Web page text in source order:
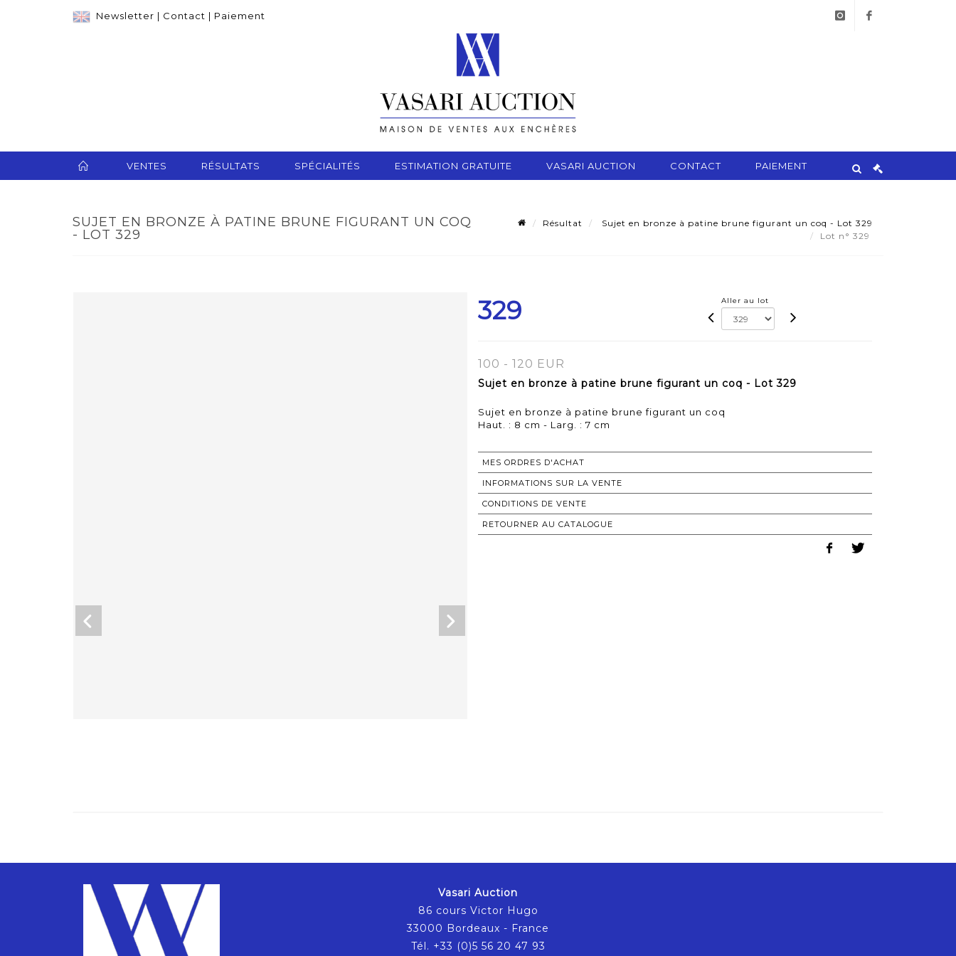
Newsletter | Contact | Paiement
VENTES RÉSULTATS SPÉCIALITÉS ESTIMATION GRATUITE VASARI AUCTION CONTACT PAIEMENT
SUJET EN BRONZE À PATINE BRUNE FIGURANT UN COQ
- LOT 329
Résultat
Sujet en bronze à patine brune figurant un coq - Lot 329
Lot n° 329
329 Aller au lot
100 - 120 EUR
Sujet en bronze à patine brune figurant un coq - Lot 329
Sujet en bronze à patine brune figurant un coq
Haut. : 8 cm - Larg. : 7 cm
MES ORDRES D'ACHAT
INFORMATIONS SUR LA VENTE
CONDITIONS DE VENTE
RETOURNER AU CATALOGUE
Vasari Auction
86 cours Victor Hugo
33000 Bordeaux - France
Tél. +33 (0)5 56 20 47 93